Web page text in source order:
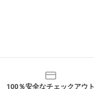
100％安全なチェックアウト